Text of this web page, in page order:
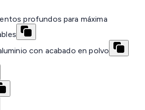
profundos para máxima
con acabado en polvo